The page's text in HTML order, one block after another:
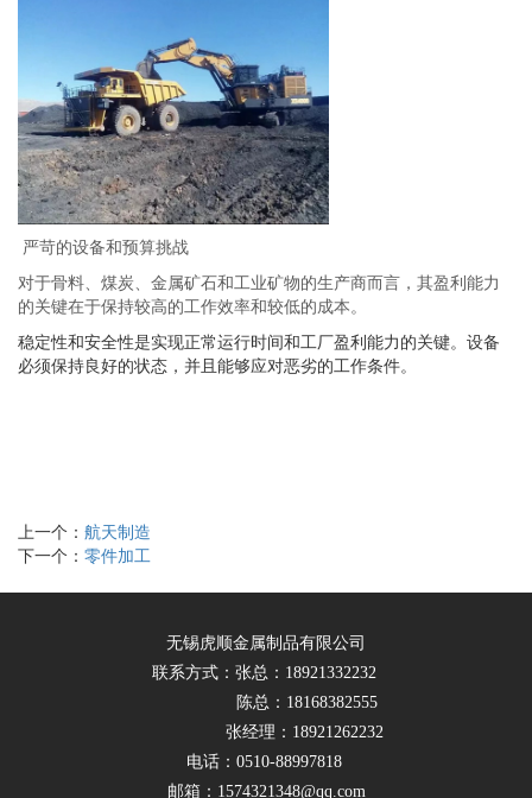
严苛的设备和预算挑战
对于骨料、煤炭、金属矿石和工业矿物的生产商而言，其盈利能力
的关键在于保持较高的工作效率和较低的成本。
稳定性和安全性是实现正常运行时间和工厂盈利能力的关键。设备
必须保持良好的状态，并且能够应对恶劣的工作条件。
上一个： 航天制造
下一个： 零件加工
无锡虎顺金属制品有限公司
联系方式：张总：18921332232
陈总：18168382555
张经理：18921262232
电话：0510-88997818
邮箱：1574321348@qq.com